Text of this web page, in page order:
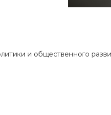
и общественного